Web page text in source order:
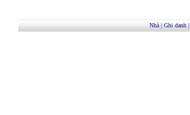
Nhà| Ghi danh|